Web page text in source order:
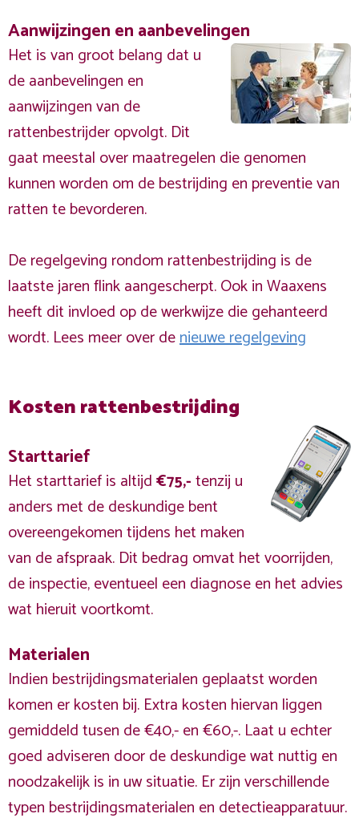
Aanwijzingen en aanbevelingen
Het is van groot belang dat u
de aanbevelingen en
aanwijzingen van de
rattenbestrijder opvolgt. Dit
gaat meestal over maatregelen die genomen
kunnen worden om de bestrijding en preventie van
ratten te bevorderen.
De regelgeving rondom rattenbestrijding is de
laatste jaren flink aangescherpt. Ook in Waaxens
heeft dit invloed op de werkwijze die gehanteerd
wordt. Lees meer over denieuwe regelgeving
Kosten rattenbestrijding
Starttarief
Het starttarief is altijd€75,-tenzij u
anders met de deskundige bent
overeengekomen tijdens het maken
van de afspraak. Dit bedrag omvat het voorrijden,
de inspectie, eventueel een diagnose en het advies
wat hieruit voortkomt.
Materialen
Indien bestrijdingsmaterialen geplaatst worden
komen er kosten bij. Extra kosten hiervan liggen
gemiddeld tusen de €40,- en €60,-. Laat u echter
goed adviseren door de deskundige wat nuttig en
noodzakelijk is in uw situatie. Er zijn verschillende
typen bestrijdingsmaterialen en detectieapparatuur.